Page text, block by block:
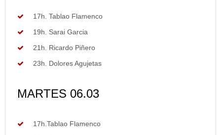
17h. Tablao Flamenco
19h. Sarai Garcia
21h. Ricardo Piñero
23h. Dolores Agujetas
MARTES 06.03
17h.Tablao Flamenco